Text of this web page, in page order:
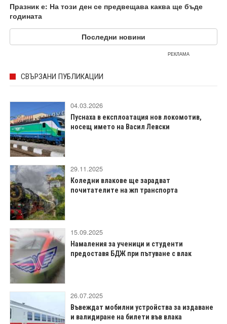
Празник е: На този ден се предвещава каква ще бъде
годината
Последни новини
РЕКЛАМА
СВЪРЗАНИ ПУБЛИКАЦИИ
04.03.2026
Пуснаха в експлоатация нов локомотив,
носещ името на Васил Левски
29.11.2025
Коледни влакове ще зарадват
почитателите на жп транспорта
15.09.2025
Намаления за ученици и студенти
предоставя БДЖ при пътуване с влак
26.07.2025
Въвеждат мобилни устройства за издаване
и валидиране на билети във влака